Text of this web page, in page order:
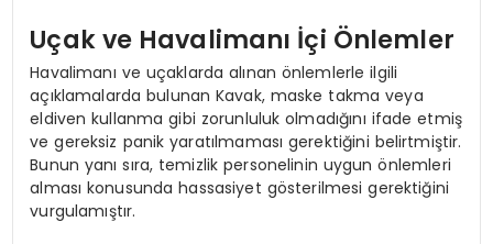
Uçak ve Havalimanı İçi Önlemler
Havalimanı ve uçaklarda alınan önlemlerle ilgili
açıklamalarda bulunan Kavak, maske takma veya
eldiven kullanma gibi zorunluluk olmadığını ifade etmiş
ve gereksiz panik yaratılmaması gerektiğini belirtmiştir.
Bunun yanı sıra, temizlik personelinin uygun önlemleri
alması konusunda hassasiyet gösterilmesi gerektiğini
vurgulamıştır.